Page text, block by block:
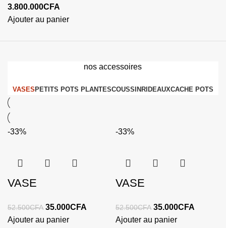
3.800.000CFA
Ajouter au panier
nos accessoires
VASESPETITS POTS PLANTESCOUSSINRIDEAUXCACHE POTS
-33%
VASE
52.500CFA 35.000CFA
Ajouter au panier
-33%
VASE
52.500CFA 35.000CFA
Ajouter au panier